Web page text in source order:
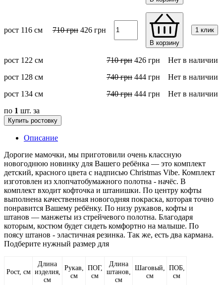
рост 116 см 710грн 426 грн
В корзину
1 клик
рост 122 см 710грн 426 грн
Нет в наличии
рост 128 см
740грн 444 грн
Нет в наличии
рост 134 см
740грн 444 грн
Нет в наличии
по 1 шт. за
Купить ростовку
Описание
Дорогие мамочки, мы приготовили очень классную
новогоднюю новинку для Вашего ребёнка — это комплект
детский, красного цвета с надписью Christmas Vibe. Комплект
изготовлен из хлопчатобумажного полотна - начёс. В
комплект входит кофточка и штанишки. По центру кофты
выполнена качественная новогодняя покраска, которая точно
понравится Вашему ребёнку. По низу рукавов, кофты и
штанов — манжеты из стрейчевого полотна. Благодаря
которым, костюм будет сидеть комфортно на малыше. По
поясу штанов - эластичная резинка. Так же, есть два кармана.
Подберите нужный размер для
Рост, см
Длина
изделия,
см
Рукав,
см
ПОГ,
см
Длина
штанов,
см
Шаговый,
см
ПОБ,
см